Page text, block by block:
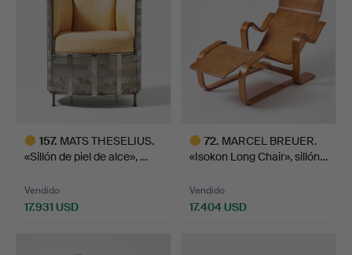
157. MATS THESELIUS.
«Sillón de piel de alce», …
Vendido
17.931 USD
72. MARCEL BREUER.
«Isokon Long Chair», sillón…
Vendido
17.404 USD